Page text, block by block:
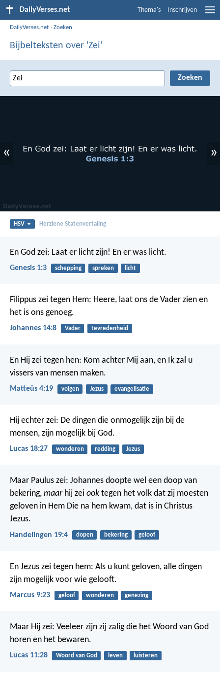
DailyVerses.net Thema's Inschrijven
DailyVerses.net ›Zoeken
Bijbelteksten over 'Zei'
« »
HSV Herziene Statenvertaling
En God zei: Laat er licht zijn! En er was licht.
Genesis 1:3 schepping spreken licht
Filippus zei tegen Hem: Heere, laat ons de Vader zien en
het is ons genoeg.
Johannes 14:8 Vader tevredenheid
En Hij zei tegen hen: Kom achter Mij aan, en Ik zal u
vissers van mensen maken.
Matteüs 4:19 volgen Jezus evangelisatie
Hij echter zei: De dingen die onmogelijk zijn bij de
mensen, zijn mogelijk bij God.
Lucas 18:27 wonderen redding Jezus
Maar Paulus zei: Johannes doopte wel een doop van
bekering, maarhij zei ook tegen het volk dat zij moesten
geloven in Hem Die na hem kwam, dat is in Christus
Jezus.
Handelingen 19:4 dopen bekering geloof
En Jezus zei tegen hem: Als u kunt geloven, alle dingen
zijn mogelijk voor wie gelooft.
Marcus 9:23 geloof wonderen genezing
Maar Hij zei: Veeleer zijn zij zalig die het Woord van God
horen en het bewaren.
Lucas 11:28 Woord van God leven luisteren